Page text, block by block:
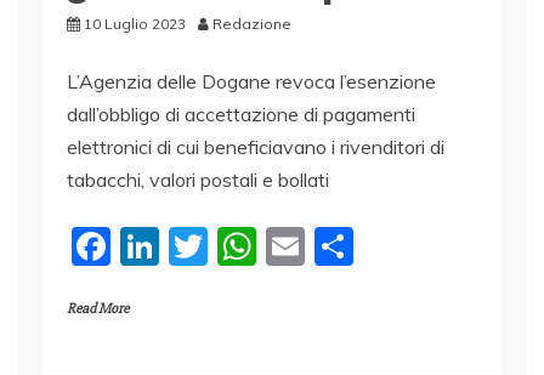
10 Luglio 2023 Redazione
L’Agenzia delle Dogane revoca l’esenzione
dall’obbligo di accettazione di pagamenti
elettronici di cui beneficiavano i rivenditori di
tabacchi, valori postali e bollati
F
c
Li T
W E
Read More